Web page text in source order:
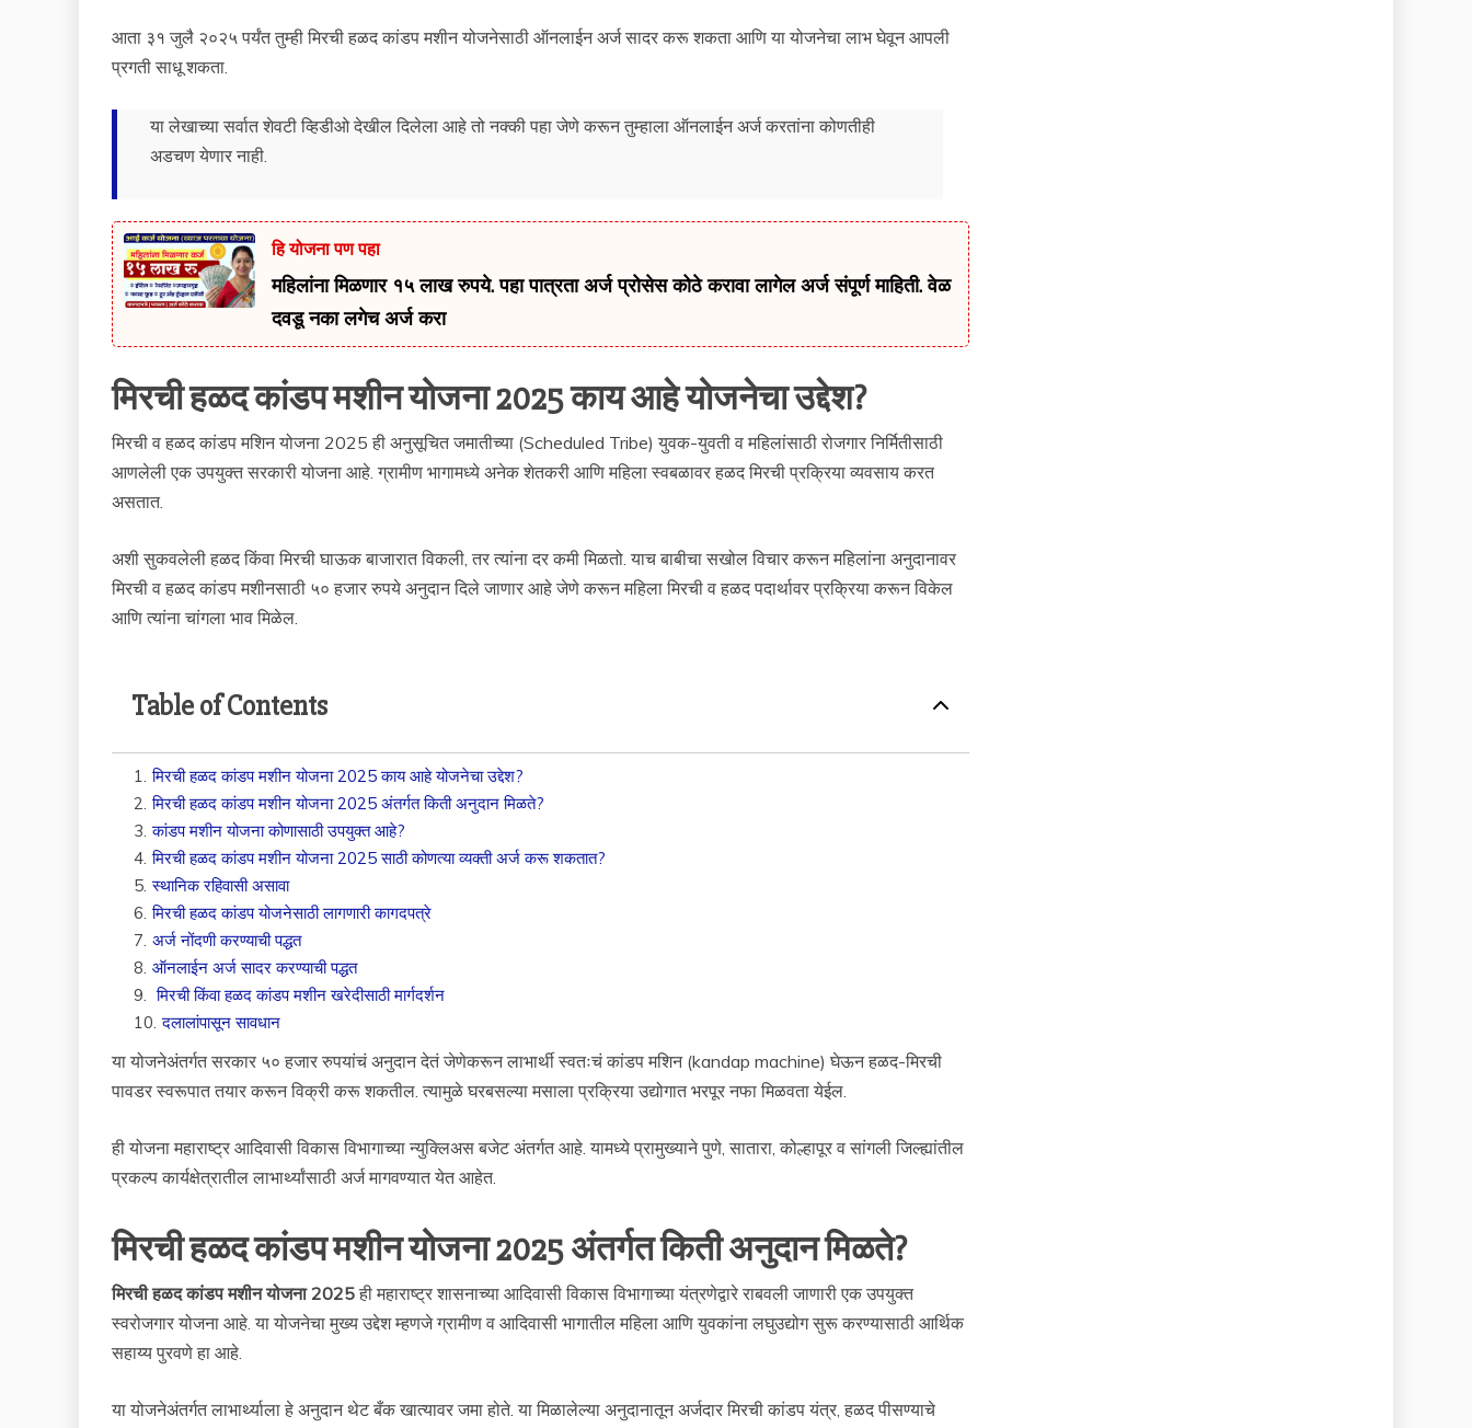
आता ३१ जुलै २०२५ पर्यंत तुम्ही मिरची हळद कांडप मशीन योजनेसाठी ऑनलाईन अर्ज सादर करू शकता आणि या योजनेचा लाभ घेवून आपली
प्रगती साधू शकता.
या लेखाच्या सर्वात शेवटी व्हिडीओ देखील दिलेला आहे तो नक्की पहा जेणे करून तुम्हाला ऑनलाईन अर्ज करतांना कोणतीही
अडचण येणार नाही.
हि योजना पण पहा
महिलांना मिळणार १५ लाख रुपये. पहा पात्रता अर्ज प्रोसेस कोठे करावा लागेल अर्ज संपूर्ण माहिती. वेळ
दवडू नका लगेच अर्ज करा
मिरची हळद कांडप मशीन योजना 2025 काय आहे योजनेचा उद्देश?
मिरची व हळद कांडप मशिन योजना 2025 ही अनुसूचित जमातीच्या (Scheduled Tribe) युवक-युवती व महिलांसाठी रोजगार निर्मितीसाठी
आणलेली एक उपयुक्त सरकारी योजना आहे. ग्रामीण भागामध्ये अनेक शेतकरी आणि महिला स्वबळावर हळद मिरची प्रक्रिया व्यवसाय करत
असतात.
अशी सुकवलेली हळद किंवा मिरची घाऊक बाजारात विकली, तर त्यांना दर कमी मिळतो. याच बाबीचा सखोल विचार करून महिलांना अनुदानावर
मिरची व हळद कांडप मशीनसाठी ५० हजार रुपये अनुदान दिले जाणार आहे जेणे करून महिला मिरची व हळद पदार्थावर प्रक्रिया करून विकेल
आणि त्यांना चांगला भाव मिळेल.
Table of Contents
1. मिरची हळद कांडप मशीन योजना 2025 काय आहे योजनेचा उद्देश?
2. मिरची हळद कांडप मशीन योजना 2025 अंतर्गत किती अनुदान मिळते?
3. कांडप मशीन योजना कोणासाठी उपयुक्त आहे?
4. मिरची हळद कांडप मशीन योजना 2025 साठी कोणत्या व्यक्ती अर्ज करू शकतात?
5. स्थानिक रहिवासी असावा
6. मिरची हळद कांडप योजनेसाठी लागणारी कागदपत्रे
7. अर्ज नोंदणी करण्याची पद्धत
8. ऑनलाईन अर्ज सादर करण्याची पद्धत
9. मिरची किंवा हळद कांडप मशीन खरेदीसाठी मार्गदर्शन
10. दलालांपासून सावधान
या योजनेअंतर्गत सरकार ५० हजार रुपयांचं अनुदान देतं जेणेकरून लाभार्थी स्वतःचं कांडप मशिन (kandap machine) घेऊन हळद-मिरची
पावडर स्वरूपात तयार करून विक्री करू शकतील. त्यामुळे घरबसल्या मसाला प्रक्रिया उद्योगात भरपूर नफा मिळवता येईल.
ही योजना महाराष्ट्र आदिवासी विकास विभागाच्या न्युक्लिअस बजेट अंतर्गत आहे. यामध्ये प्रामुख्याने पुणे, सातारा, कोल्हापूर व सांगली जिल्ह्यांतील
प्रकल्प कार्यक्षेत्रातील लाभार्थ्यांसाठी अर्ज मागवण्यात येत आहेत.
मिरची हळद कांडप मशीन योजना 2025 अंतर्गत किती अनुदान मिळते?
मिरची हळद कांडप मशीन योजना 2025ही महाराष्ट्र शासनाच्या आदिवासी विकास विभागाच्या यंत्रणेद्वारे राबवली जाणारी एक उपयुक्त
स्वरोजगार योजना आहे. या योजनेचा मुख्य उद्देश म्हणजे ग्रामीण व आदिवासी भागातील महिला आणि युवकांना लघुउद्योग सुरू करण्यासाठी आर्थिक
सहाय्य पुरवणे हा आहे.
या योजनेअंतर्गत लाभार्थ्याला हे अनुदान थेट बँक खात्यावर जमा होते. या मिळालेल्या अनुदानातून अर्जदार मिरची कांडप यंत्र, हळद पीसण्याचे